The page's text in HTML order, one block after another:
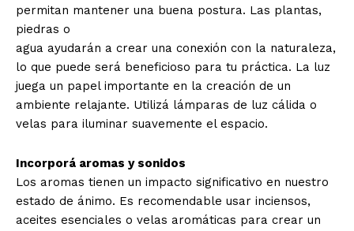
permitan mantener una buena postura. Las plantas,
piedras o
agua ayudarán a crear una conexión con la naturaleza,
lo que puede será beneficioso para tu práctica. La luz
juega un papel importante en la creación de un
ambiente relajante. Utilizá lámparas de luz cálida o
velas para iluminar suavemente el espacio.
Incorporá aromas y sonidos
Los aromas tienen un impacto significativo en nuestro
estado de ánimo. Es recomendable usar inciensos,
aceites esenciales o velas aromáticas para crear un